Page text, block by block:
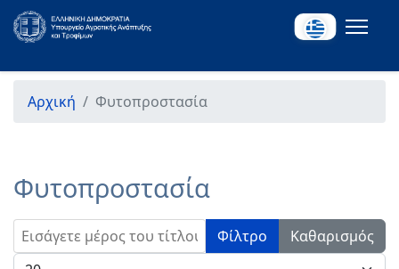
Αρχική Φυτοπροστασία
Φυτοπροστασία
Εισάγετε μέρος του τίτλου. Φίλτρο
Καθαρισμός
Εμφάνιση #